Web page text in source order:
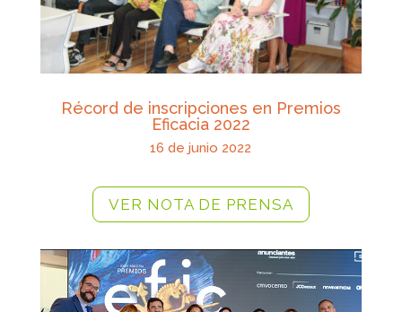
Récord de inscripciones en Premios
Eficacia 2022
16 de junio 2022
VER NOTA DE PRENSA